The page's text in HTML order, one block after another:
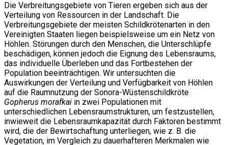
Die Verbreitungsgebiete von Tieren ergeben sich aus der
Verteilung von Ressourcen in der Landschaft. Die
Verbreitungsgebiete der meisten Schildkrötenarten in den
Vereinigten Staaten liegen beispielsweise um ein Netz von
Höhlen. Störungen durch den Menschen, die Unterschlüpfe
beschädigen, können jedoch die Eignung des Lebensraums,
das individuelle Überleben und das Fortbestehen der
Population beeinträchtigen. Wir untersuchten die
Auswirkungen der Verteilung und Verfügbarkeit von Höhlen
auf die Raumnutzung der Sonora-Wüstenschildkröte
Gopherus morafkai in zwei Populationen mit
unterschiedlichen Lebensraumstrukturen, um festzustellen,
inwieweit die Lebensraumkapazität durch Faktoren bestimmt
wird, die der Bewirtschaftung unterliegen, wie z. B. die
Vegetation, im Vergleich zu dauerhafteren Merkmalen wie